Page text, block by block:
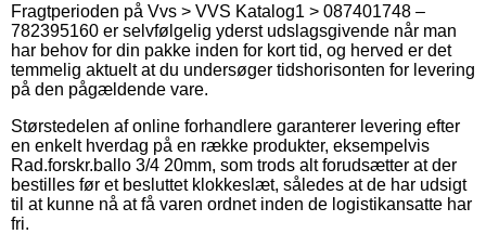
Fragtperioden på Vvs > VVS Katalog1 > 087401748 –
782395160 er selvfølgelig yderst udslagsgivende når man
har behov for din pakke inden for kort tid, og herved er det
temmelig aktuelt at du undersøger tidshorisonten for levering
på den pågældende vare.
Størstedelen af online forhandlere garanterer levering efter
en enkelt hverdag på en række produkter, eksempelvis
Rad.forskr.ballo 3/4 20mm, som trods alt forudsætter at der
bestilles før et besluttet klokkeslæt, således at de har udsigt
til at kunne nå at få varen ordnet inden de logistikansatte har
fri.